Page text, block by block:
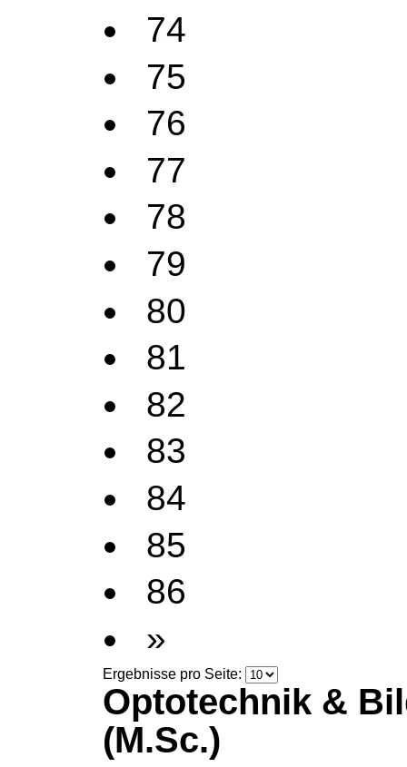
74
75
76
77
78
79
80
81
82
83
84
85
86
»
Ergebnisse pro Seite:
Optotechnik &
(M.Sc.)